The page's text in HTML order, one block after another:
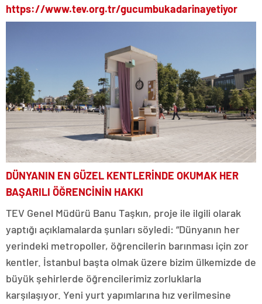
https://www.tev.org.tr/gucumbukadarinayetiyor
DÜNYANIN EN GÜZEL KENTLERİNDE OKUMAK HER
BAŞARILI ÖĞRENCİNİN HAKKI
TEV Genel Müdürü Banu Taşkın, proje ile ilgili olarak
yaptığı açıklamalarda şunları söyledi: “Dünyanın her
yerindeki metropoller, öğrencilerin barınması için zor
kentler. İstanbul başta olmak üzere bizim ülkemizde de
büyük şehirlerde öğrencilerimiz zorluklarla
karşılaşıyor. Yeni yurt yapımlarına hız verilmesine